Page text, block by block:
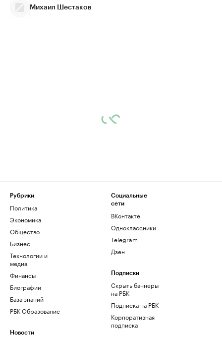
Михаил Шестаков
Рубрики
Политика
Экономика
Общество
Бизнес
Технологии и
медиа
Финансы
Биографии
База знаний
РБК Образование
Новости
Социальные
сети
ВКонтакте
Одноклассники
Telegram
Дзен
Подписки
Скрыть баннеры
на РБК
Подписка на РБК
Корпоративная
подписка